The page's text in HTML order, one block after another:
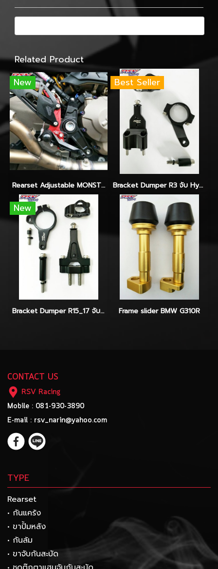
Related Product
New
Rearset Adjustable MONSTER821
Best Seller
Bracket Dumper R3 จับ Hyperpro-Ohlins-Yss
New
Bracket Dumper R15_17 จับ Hyperpro Frame slider BMW G310R
CONTACT US
RSV Racing
Mobile : 081-930-3890
E-mail : rsv_narin@yahoo.com
TYPE
Rearset
• กันแคร้ง
• ขาปั้มหลัง
• กันล้ม
• ขาจับกันสะบัด